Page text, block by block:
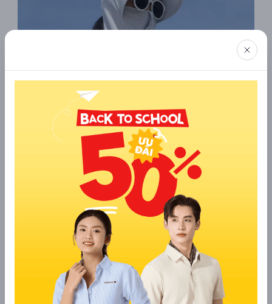
Áo chống nắng nữ che kín toàn bộ từ đầu tới thân
3.2 Form áo Hoodie năng động
Nếu bạn đang tìm kiếm mộtmẫu áo chống nắng đẹp
để đi dạo phố, tập thể dục buổi sáng, đi siêu thị hay
đi dã ngoại thì dáng Hoodie chính là lựa chọn số